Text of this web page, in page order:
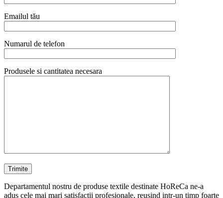
Emailul tău
Numarul de telefon
Produsele si cantitatea necesara
Departamentul nostru de produse textile destinate HoReCa ne-a
adus cele mai mari satisfactii profesionale, reusind intr-un timp foarte